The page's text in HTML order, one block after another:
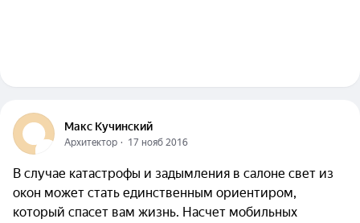
Макс Кучинский
Архитектор · 17 нояб 2016
В случае катастрофы и задымления в салоне свет из
окон может стать единственным ориентиром,
который спасет вам жизнь. Насчет мобильных